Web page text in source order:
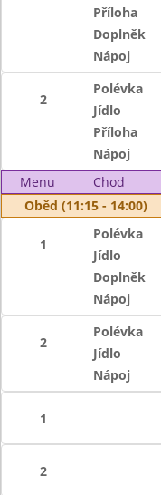
Příloha
Doplněk
Nápoj
2
Polévka
Jídlo
Příloha
Nápoj
Menu
Chod
Oběd (11:15 - 14:00)
1
Polévka
Jídlo
Doplněk
Nápoj
2
Polévka
Jídlo
Nápoj
1
2